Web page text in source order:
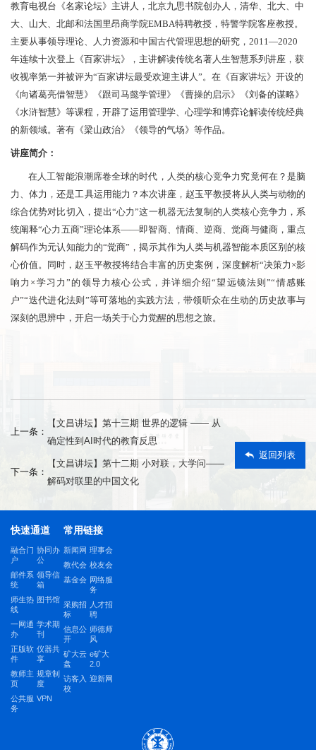
教育电视台《名家论坛》主讲人，北京九思书院创办人，清华、北大、中
大、山大、北邮和法国里昂商学院EMBA特聘教授，特警学院客座教授。
主要从事领导理论、人力资源和中国古代管理思想的研究，2011—2020
年连续十次登上《百家讲坛》，主讲解读传统名著人生智慧系列讲座，获
收视率第一并被评为“百家讲坛最受欢迎主讲人”。在《百家讲坛》开设的
《向诸葛亮借智慧》《跟司马懿学管理》《曹操的启示》《刘备的谋略》
《水浒智慧》等课程，开辟了运用管理学、心理学和博弈论解读传统经典
的新领域。著有《梁山政治》《领导的气场》等作品。
讲座简介：
在人工智能浪潮席卷全球的时代，人类的核心竞争力究竟何在？是脑
力、体力，还是工具运用能力？本次讲座，赵玉平教授将从人类与动物的
综合优势对比切入，提出“心力”这一机器无法复制的人类核心竞争力，系
统阐释“心力五商”理论体系——即智商、情商、逆商、觉商与健商，重点
解码作为元认知能力的“觉商”，揭示其作为人类与机器智能本质区别的核
心价值。同时，赵玉平教授将结合丰富的历史案例，深度解析“决策力×影
响力×学习力”的领导力核心公式，并详细介绍“望远镜法则”“情感账
户”“迭代进化法则”等可落地的实践方法，带领听众在生动的历史故事与
深刻的思辨中，开启一场关于心力觉醒的思想之旅。
上一条：
【文昌讲坛】第十三期 世界的逻辑 —— 从
确定性到AI时代的教育反思
下一条：
【文昌讲坛】第十二期 小对联，大学问——
解码对联里的中国文化
返回列表
快速通道
融合门
户
协同办
公
邮件系
统
领导信
箱
师生热
线
图书馆
一网通
办
学术期
刊
正版软
件
仪器共
享
教师主
页
规章制
度
公共服
务
VPN
常用链接
新闻网 理事会
教代会 校友会
基金会 网络服
务
采购招
标
人才招
聘
信息公
开
师德师
风
矿大云
盘
e矿大
2.0
访客入
校
迎新网